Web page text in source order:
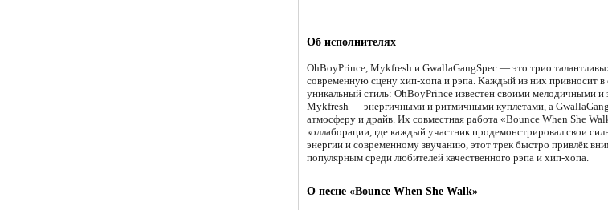
Об исполнителях
OhBoyPrince, Mykfresh и GwallaGangSpec — это трио
современную сцену хип-хопа и рэпа. Каждый из них привносит в
уникальный стиль: OhBoyPrince известен своими мелодичными
Mykfresh — энергичными и ритмичными куплетами, а
атмосферу и драйв. Их совместная работа «Bounce When She
коллаборации, где каждый участник продемонстрировал свои
энергии и современному звучанию, этот трек быстро привлёк
популярным среди любителей качественного рэпа и хип-хопа.
О песне «Bounce When She Walk»